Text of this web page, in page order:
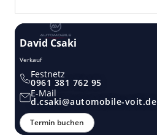
David Csaki
Verkauf
Festnetz
0961 381 762 95
E-Mail
d.csaki@automobile-voit.de
Termin buchen